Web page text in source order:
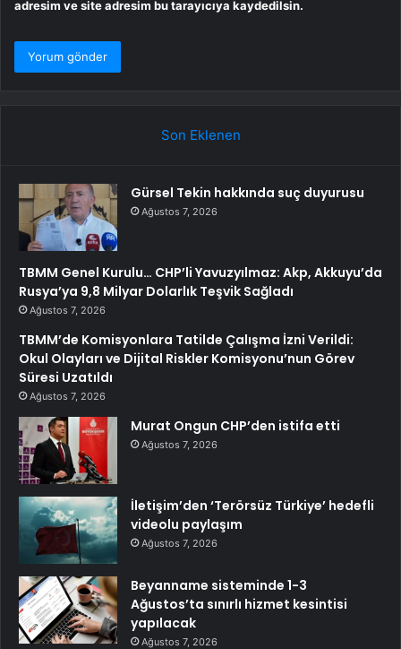
adresim ve site adresim bu tarayıcıya kaydedilsin.
Son Eklenen
Gürsel Tekin hakkında suç duyurusu
Ağustos 7, 2026
TBMM Genel Kurulu… CHP’li Yavuzyılmaz: Akp, Akkuyu’da
Rusya’ya 9,8 Milyar Dolarlık Teşvik Sağladı
Ağustos 7, 2026
TBMM’de Komisyonlara Tatilde Çalışma İzni Verildi:
Okul Olayları ve Dijital Riskler Komisyonu’nun Görev
Süresi Uzatıldı
Ağustos 7, 2026
Murat Ongun CHP’den istifa etti
Ağustos 7, 2026
İletişim’den ‘Terörsüz Türkiye’ hedefli
videolu paylaşım
Ağustos 7, 2026
Beyanname sisteminde 1-3
Ağustos’ta sınırlı hizmet kesintisi
yapılacak
Ağustos 7, 2026